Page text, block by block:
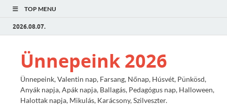
TOP MENU
2026.08.07.
Ünnepeink 2026
Ünnepeink, Valentin nap, Farsang, Nőnap, Húsvét, Pünkösd,
Anyák napja, Apák napja, Ballagás, Pedagógus nap, Halloween,
Halottak napja, Mikulás, Karácsony, Szilveszter.